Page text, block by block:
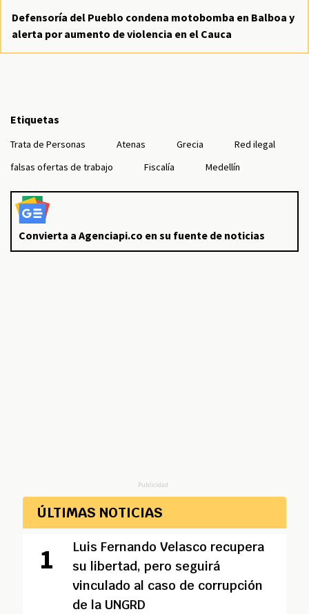
Defensoría del Pueblo condena motobomba en Balboa y
alerta por aumento de violencia en el Cauca
Etiquetas
Trata de Personas Atenas Grecia
Red ilegal
falsas ofertas de trabajo
Fiscalía Medellín
Convierta a Agenciapi.co en su fuente de noticias
Publicidad
ÚLTIMAS NOTICIAS
Luis Fernando Velasco recupera
su libertad, pero seguirá
vinculado al caso de corrupción
de la UNGRD